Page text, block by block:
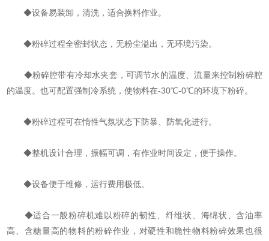
◆设备易装卸，清洗，适合换料作业。
◆粉碎过程全密封状态，无粉尘溢出，无环境污染。
◆粉碎腔带有冷却水夹套，可调节水的温度、流量来控制粉碎腔
的温度。也可配置强制冷系统，使物料在-30℃-0℃的环境下粉碎。
◆粉碎过程可在惰性气氛状态下防暴、防氧化进行。
◆整机设计合理，振幅可调，有作业时间设定，便于操作。
◆设备便于维修，运行费用极低。
◆适合一般粉碎机难以粉碎的韧性、纤维状、海绵状、含油率
高、含糖量高的物料的粉碎作业，对硬性和脆性物料粉碎效果也很